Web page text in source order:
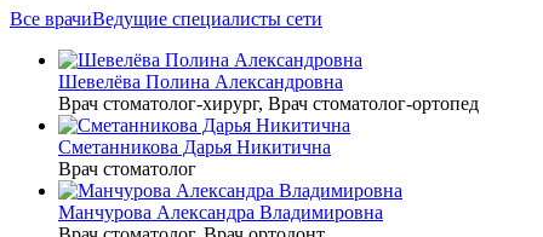
Все врачиВедущие специалисты сети
Шевелёва Полина Александровна
Врач стоматолог-хирург, Врач стоматолог-ортопед
Сметанникова Дарья Никитична
Врач стоматолог
Манчурова Александра Владимировна